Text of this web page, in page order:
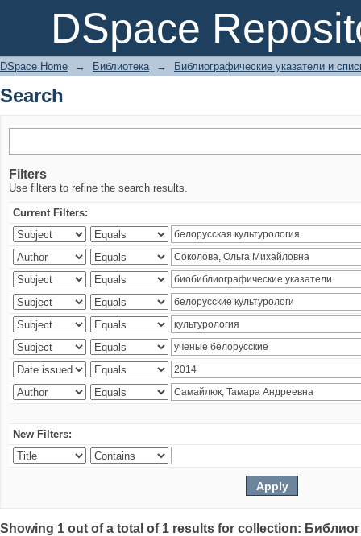
DSpace
Search
DSpace Home → Библиотека → Библиографические указатели и
Search
Filters
Use filters to refine the search results.
Current Filters:
New Filters:
Showing 1 out of a total of 1 results for collection: